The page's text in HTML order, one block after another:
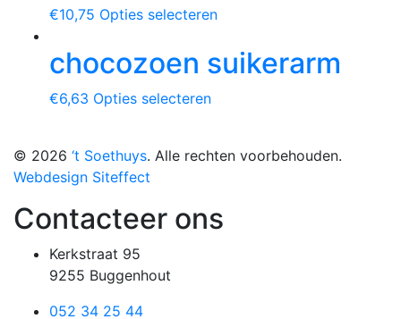
€10,75 Opties selecteren
chocozoen suikerarm
€6,63 Opties selecteren
© 2026 ‘t Soethuys. Alle rechten voorbehouden.
Webdesign Siteffect
Contacteer ons
Kerkstraat 95
9255 Buggenhout
052 34 25 44